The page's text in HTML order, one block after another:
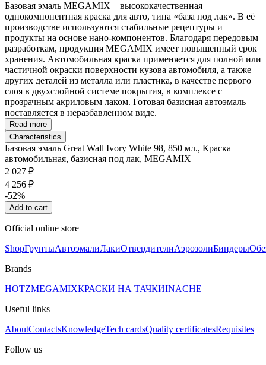
Базовая эмаль MEGAMIX – высококачественная
однокомпонентная краска для авто, типа «база под лак». В её
производстве используются стабильные рецептуры и
продукты на основе нано-компонентов. Благодаря передовым
разработкам, продукция MEGAMIX имеет повышенный срок
хранения. Автомобильная краска применяется для полной или
частичной окраски поверхности кузова автомобиля, а также
других деталей из металла или пластика, в качестве первого
слоя в двухслойной системе покрытия, в комплексе с
прозрачным акриловым лаком. Готовая базисная автоэмаль
поставляется в неразбавленном виде.
Read more
Characteristics
Базовая эмаль Great Wall Ivory White 98, 850 мл., Краска
автомобильная, базисная под лак, MEGAMIX
2 027 ₽
4 256 ₽
-52%
Add to cart
Official online store
ShopГрунтыАвтоэмалиЛакиОтвердителиАэрозолиБиндеры
Brands
HOTZMEGAMIXКРАСКИ НА ТАЧКИINACHE
Useful links
AboutContactsKnowledgeTech cardsQuality certificatesRequisites
Follow us